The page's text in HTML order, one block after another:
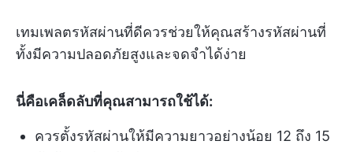
เทมเพลตรหัสผ่านที่ดีควรช่วยให้คุณสร้างรหัสผ่านที่
ทั้งมีความปลอดภัยสูงและจดจำได้ง่าย
นี่คือเคล็ดลับที่คุณสามารถใช้ได้:
ควรตั้งรหัสผ่านให้มีความยาวอย่างน้อย 12 ถึง 15